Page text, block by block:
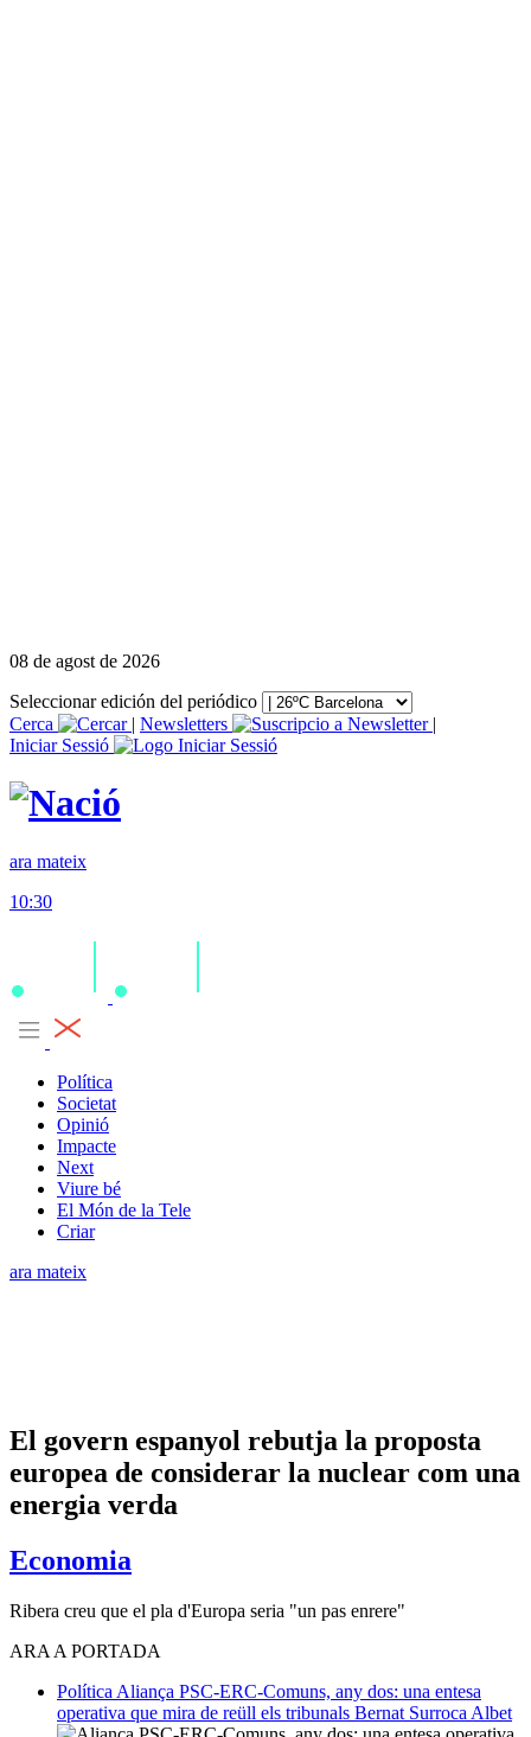
08 de agost de 2026
Seleccionar edición del periódico
Cerca
| Newsletters
|
Iniciar Sessió
ara mateix
10:30
Política
Societat
Opinió
Impacte
Next
Viure bé
El Món de la Tele
Criar
ara mateix
El govern espanyol rebutja la proposta
europea de considerar la nuclear com una
energia verda
Economia
Ribera creu que el pla d'Europa seria "un pas enrere"
ARA A PORTADA
Política Aliança PSC-ERC-Comuns, any dos: una entesa
operativa que mira de reüll els tribunals Bernat Surroca Albet